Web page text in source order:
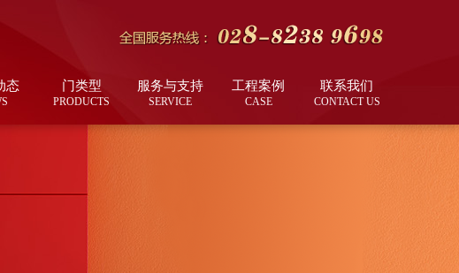
态 门类型
PRODUCTS
服务与支持
SERVICE
工程案例
CASE
联系我们
CONTACT US